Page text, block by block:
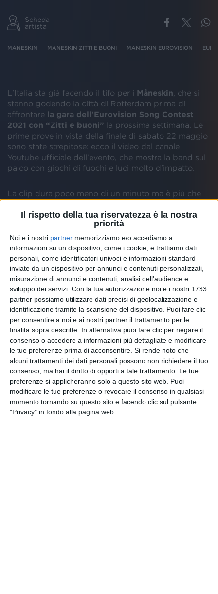
Il rispetto della tua riservatezza è la nostra
priorità
Noi e i nostri partner memorizziamo e/o accediamo a
informazioni su un dispositivo, come i cookie, e trattiamo dati
personali, come identificatori univoci e informazioni standard
inviate da un dispositivo per annunci e contenuti personalizzati,
misurazione di annunci e contenuti, analisi dell'audience e
sviluppo dei servizi. Con la tua autorizzazione noi e i nostri 1733
partner possiamo utilizzare dati precisi di geolocalizzazione e
identificazione tramite la scansione del dispositivo. Puoi fare clic
per consentire a noi e ai nostri partner il trattamento per le
finalità sopra descritte. In alternativa puoi fare clic per negare il
consenso o accedere a informazioni più dettagliate e modificare
le tue preferenze prima di acconsentire. Si rende noto che
alcuni trattamenti dei dati personali possono non richiedere il tuo
consenso, ma hai il diritto di opporti a tale trattamento. Le tue
preferenze si applicheranno solo a questo sito web. Puoi
modificare le tue preferenze o revocare il consenso in qualsiasi
momento tornando su questo sito e facendo clic sul pulsante
"Privacy" in fondo alla pagina web.
Scheda
artista
MÅNESKIN MANESKIN ZITTI E BUONI MANESKIN EUROVISION
L'Italia sta già facendo il tifo per i Måneskin , che si
stanno godendo la città di Rotterdam prima di
affrontare la gara dell'Eurovision Song Contest
2021 con “Zitti e buoni” la prossima settimana. Le
prime prove in vista della finale di sabato 22 maggio
sono state strepitose: ecco il video dal canale
Youtube ufficiale dell'evento, che mostra la band sul
palco con giochi di fuochi e luci molto d'impatto.
La clip dura poco meno di un minuto ma è più che
band porterà sul palcoscenico, insieme al suo
inconfondibile look: basti dire che
Damiano è a torso nudo.